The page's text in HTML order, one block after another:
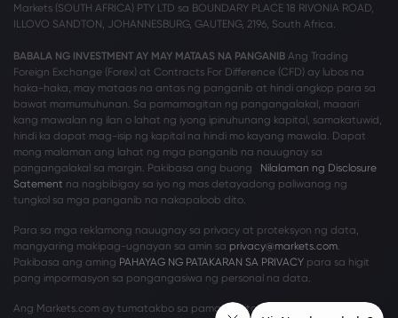
Markets (SOUTH AFRICA) PTY LTD sa BOUNDARY PLACE 18 RIVONIA ROAD,
ILLOVO SANDTON, JOHANNESBURG, GAUTENG, 2196, South Africa.
BABALA NG INVESTMENT AY MAY MATAAS NA PANGANIB Ang Trading
Foreign Exchange (Forex) at Contracts For Difference (CFD) ay lubos na
haka-haka, may mataas na antas ng panganib at hindi angkop para sa
bawat mamumuhunan. Sa pamamagitan ng pangangalakal, maaari
kang mawalan ng ilan o lahat ng iyong ipinuhunang kapital, samakatuwid,
hindi ka dapat mag-isip ng kapital na hindi mo kayang mawala. Dapat
mong malaman ang lahat ng mga panganib na nauugnay sa
pangangalakal sa margin. Pakibasa ang buong
Nilalaman ng Disclosure
Satement na nagbibigay sa iyo ng mas detayadong paliwanag ng
tungkol sa mga panganib na nakapaloob dito.
Para sa mga reklamong nauugnay sa privacy at proteksyon ng data,
mangyaring makipag-ugnayan sa amin sa privacy@markets.com.
Pakibasa ang aming PAHAYAG NG PATAKARAN SA PRIVACY para sa higit
pang impormasyon sa pangangasiwa ng personal na data.
Ang Markets.com ay tumatakbo sa pamamagitan ng mga sumusunod na